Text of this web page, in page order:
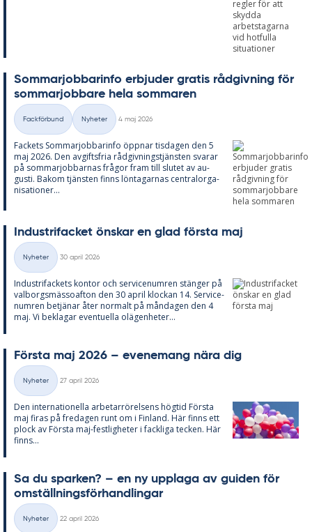
Som­mar­job­ba­rin­fo er­bju­der gra­tis råd­giv­ning för
som­mar­job­ba­re hela som­ma­ren
Kategorier
Fackförbund Nyheter
4 maj 2026
Fac­kets Som­mar­job­ba­rin­fo öpp­nar tis­da­gen den 5
maj 2026. Den av­gifts­fria råd­giv­nings­tjäns­ten sva­rar
på som­mar­job­bar­nas frå­gor fram till slu­tet av au­
gusti. Bakom tjäns­ten fin­ns lön­ta­gar­nas cen­tral­or­ga­
ni­sa­tio­ner...
In­du­stri­fac­ket öns­kar en glad förs­ta maj
Kategorier
Nyheter
30 april 2026
In­du­stri­fac­kets kon­tor och ser­vice­num­ren stäng­er på
val­borgs­mäs­so­af­ton den 30 april kloc­kan 14. Ser­vice­
num­ren be­tjä­nar åter nor­malt på mån­da­gen den 4
maj. Vi be­kla­gar even­tu­el­la olä­gen­he­ter...
Förs­ta maj 2026 – eve­ne­mang nära dig
Kategorier
Nyheter
27 april 2026
Den in­ter­na­tio­nel­la ar­be­tar­rö­rel­sens hög­tid Förs­ta
maj fi­ras på fre­da­gen runt om i Fin­land. Här fin­ns ett
plock av Förs­ta maj-fest­lig­he­ter i fack­li­ga tec­ken. Här
fin­ns...
Sa du spar­ken? – en ny upp­laga av gui­den för
om­ställ­nings­för­hand­ling­ar
Kategorier
Nyheter
22 april 2026